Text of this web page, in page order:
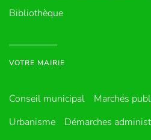
Bibliothèque
VOTRE MAIRIE
Conseil municipal Marchés
Urbanisme
Démarches